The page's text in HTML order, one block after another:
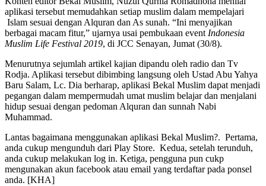
aplikasi tersebut memudahkan setiap muslim dalam mempelajari
Islam sesuai dengan Alquran dan As sunah. “Ini menyajikan
berbagai macam fitur,” ujarnya usai pembukaan event Indonesia
Muslim Life Festival 2019, di JCC Senayan, Jumat (30/8).
Menurutnya sejumlah artikel kajian dipandu oleh radio dan Tv
Rodja. Aplikasi tersebut dibimbing langsung oleh Ustad Abu Yahya
Baru Salam, Lc. Dia berharap, aplikasi Bekal Muslim dapat menjadi
pegangan dalam mempermudah umat muslim belajar dan menjalani
hidup sesuai dengan pedoman Alquran dan sunnah Nabi
Muhammad.
Lantas bagaimana menggunakan aplikasi Bekal Muslim?. Pertama,
anda cukup mengunduh dari Play Store. Kedua, setelah terunduh,
anda cukup melakukan log in. Ketiga, pengguna pun cukp
mengunakan akun facebook atau email yang terdaftar pada ponsel
anda. [KHA]